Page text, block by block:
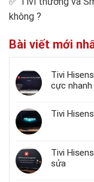
không ?
Bài viết mới
Tivi
cực nhanh
Tivi
Tivi
sửa